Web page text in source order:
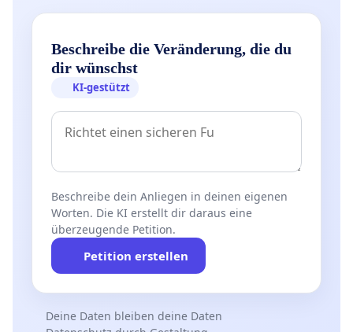
Beschreibe die Veränderung, die du
dir wünschst
KI-gestützt
Beschreibe dein Anliegen in deinen eigenen
Worten. Die KI erstellt dir daraus eine
überzeugende Petition.
Petition erstellen
Deine Daten bleiben deine Daten